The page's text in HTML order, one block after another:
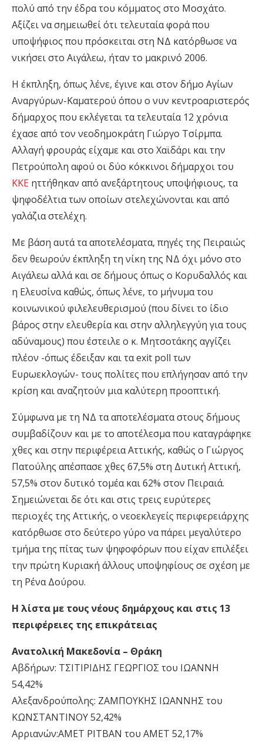
πολύ από την έδρα του κόμματος στο Μοσχάτο.
Αξίζει να σημειωθεί ότι τελευταία φορά που
υποψήφιος που πρόσκειται στη ΝΔ κατόρθωσε να
νικήσει στο Αιγάλεω, ήταν το μακρινό 2006.
Η έκπληξη, όπως λένε, έγινε και στον δήμο Αγίων
Αναργύρων-Καματερού όπου ο νυν κεντροαριστερός
δήμαρχος που εκλέγεται τα τελευταία 12 χρόνια
έχασε από τον νεοδημοκράτη Γιώργο Τσίρμπα.
Αλλαγή φρουράς είχαμε και στο Χαϊδάρι και την
Πετρούπολη αφού οι δύο κόκκινοι δήμαρχοι του
ΚΚΕ ηττήθηκαν από ανεξάρτητους υποψήφιους, τα
ψηφοδέλτια των οποίων στελεχώνονται και από
γαλάζια στελέχη.
Με βάση αυτά τα αποτελέσματα, πηγές της Πειραιώς
δεν θεωρούν έκπληξη τη νίκη της ΝΔ όχι μόνο στο
Αιγάλεω αλλά και σε δήμους όπως ο Κορυδαλλός και
η Ελευσίνα καθώς, όπως λένε, το μήνυμα του
κοινωνικού φιλελευθερισμού (που δίνει το ίδιο
βάρος στην ελευθερία και στην αλληλεγγύη για τους
αδύναμους) που έστειλε ο κ. Μητσοτάκης αγγίζει
πλέον -όπως έδειξαν και τα exit poll των
Ευρωεκλογών- τους πολίτες που επλήγησαν από την
κρίση και αναζητούν μια καλύτερη προοπτική.
Σύμφωνα με τη ΝΔ τα αποτελέσματα στους δήμους
συμβαδίζουν και με το αποτέλεσμα που καταγράφηκε
χθες και στην περιφέρεια Αττικής, καθώς ο Γιώργος
Πατούλης απέσπασε χθες 67,5% στη Δυτική Αττική,
57,5% στον δυτικό τομέα και 62% στον Πειραιά.
Σημειώνεται δε ότι και στις τρεις ευρύτερες
περιοχές της Αττικής, ο νεοεκλεγείς περιφερειάρχης
κατόρθωσε στο δεύτερο γύρο να πάρει μεγαλύτερο
τμήμα της πίτας των ψηφοφόρων που είχαν επιλέξει
την πρώτη Κυριακή άλλους υποψηφίους σε σχέση με
τη Ρένα Δούρου.
Η λίστα με τους νέους δημάρχους και στις 13
περιφέρειες της επικράτειας
Ανατολική Μακεδονία – Θράκη
Αβδήρων: ΤΣΙΤΙΡΙΔΗΣ ΓΕΩΡΓΙΟΣ του ΙΩΑΝΝΗ
54,42%
Αλεξανδρούπολης: ΖΑΜΠΟΥΚΗΣ ΙΩΑΝΝΗΣ του
ΚΩΝΣΤΑΝΤΙΝΟΥ 52,42%
Αρριανών:ΑΜΕΤ ΡΙΤΒΑΝ του ΑΜΕΤ 52,17%